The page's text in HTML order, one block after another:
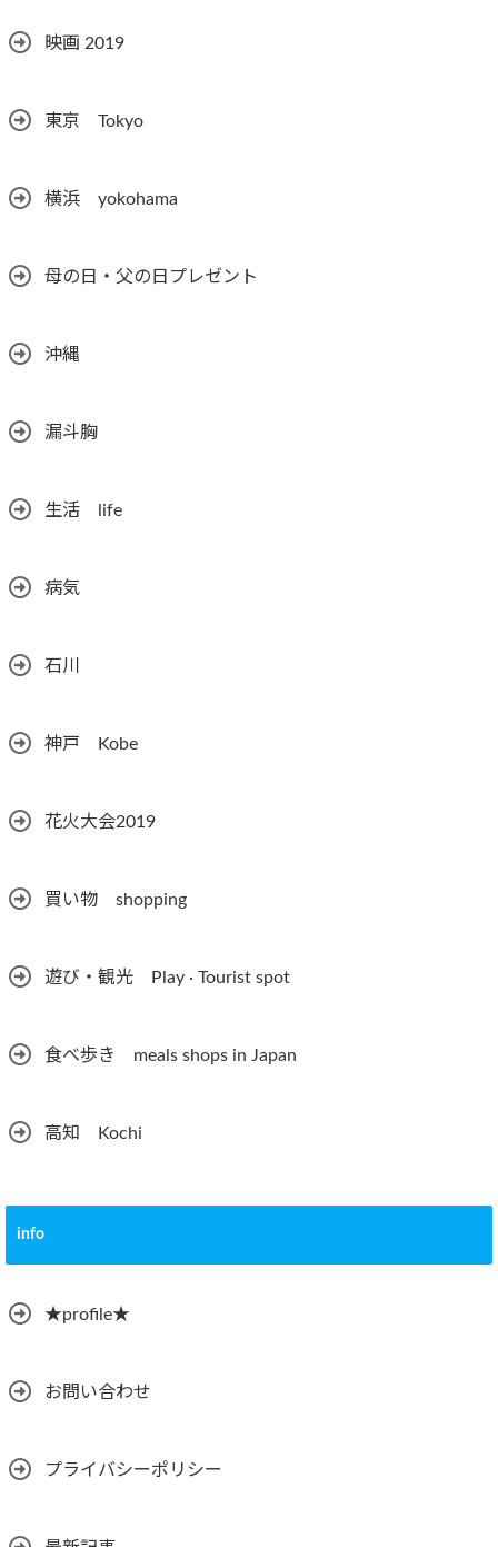
映画 2019
東京 Tokyo
横浜 yokohama
母の日・父の日プレゼント
沖縄
漏斗胸
生活 life
病気
石川
神戸 Kobe
花火大会2019
買い物 shopping
遊び・観光 Play · Tourist spot
食べ歩き meals shops in Japan
高知 Kochi
info
★profile★
お問い合わせ
プライバシーポリシー